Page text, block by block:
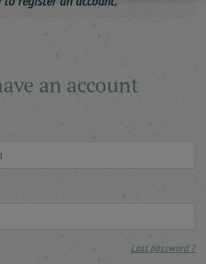
an account
Lost password ?